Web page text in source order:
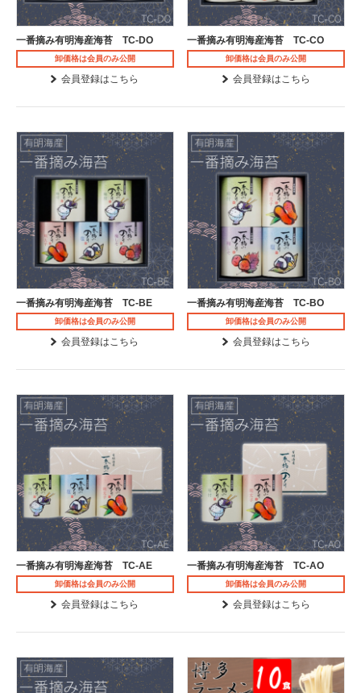
一番摘み有明海産海苔 TC-DO
卸価格は会員のみ公開
会員登録はこちら
一番摘み有明海産海苔 TC-CO
卸価格は会員のみ公開
会員登録はこちら
一番摘み有明海産海苔 TC-BE
卸価格は会員のみ公開
会員登録はこちら
一番摘み有明海産海苔 TC-BO
卸価格は会員のみ公開
会員登録はこちら
一番摘み有明海産海苔 TC-AE
卸価格は会員のみ公開
会員登録はこちら
一番摘み有明海産海苔 TC-AO
卸価格は会員のみ公開
会員登録はこちら